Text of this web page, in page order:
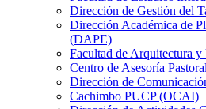
Dirección de Gestión del
Dirección Académica de
(DAPE)
Facultad de Arquitectura y
Centro de Asesoría
Dirección de
Cachimbo PUCP (OCAI)